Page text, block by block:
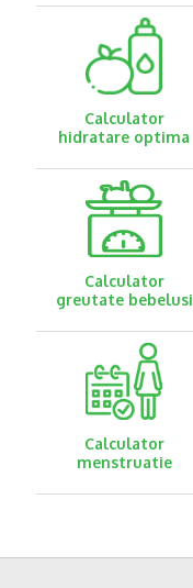
Calculator
hidratare optima
Calculator
greutate bebelusi
Calculator
menstruatie